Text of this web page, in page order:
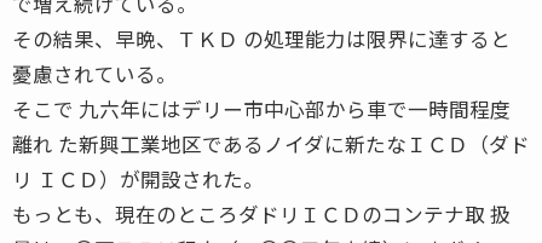
その結果、早晩、ＴＫＤ の処理能力は限界に達すると
憂慮されている。
そこで 九六年にはデリー市中心部から車で一時間程度
離れ た新興工業地区であるノイダに新たなＩＣＤ（ダド
リ ＩＣＤ）が開設された。
もっとも、現在のところダドリＩＣＤのコンテナ取 扱